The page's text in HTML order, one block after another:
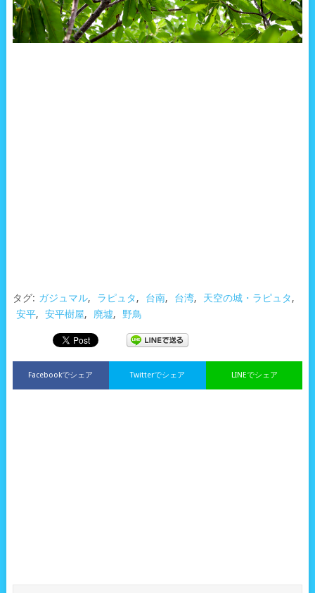
タグ: ガジュマル, ラピュタ, 台南, 台湾, 天空の城・ラピュタ,
安平, 安平樹屋, 廃墟, 野鳥
Facebookでシェア LINEでシェア
Twitterでシェア